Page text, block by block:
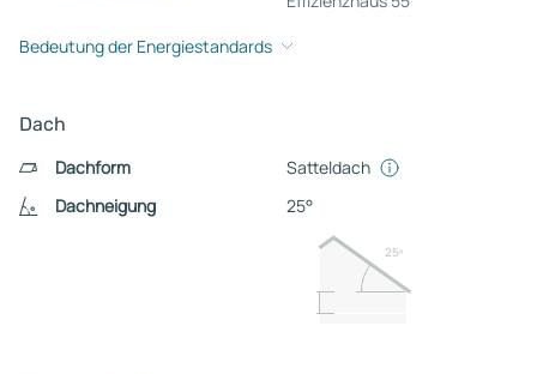
Bedeutung der Energiestandards
Dach
Dachform
Satteldach
Dachneigung
25°
25º